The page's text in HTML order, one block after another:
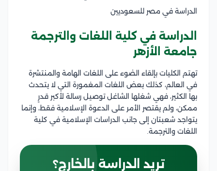
الدراسة في مصر للسعوديين
الدراسة في كلية اللغات والترجمة
جامعة الأزهر
تهتم الكليات بإلقاء الضوء على اللغات الهامة والمنتشرة
في العالم، كذلك بعض اللغات المغمورة التي لا يتحدث
بها الكثير، فهي شغلها الشاغل توصيل رسالة لأكبر قدرٍ
ممكن، ولم يقتصر الأمر على الدعوة الإسلامية فقط، وإنما
يتواجد شعبتان إلى جانب الدراسات الإسلامية في كلية
اللغات والترجمة.
تريد الدراسة بالخارج؟